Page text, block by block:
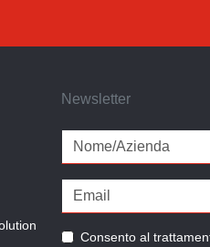
Newsletter
Consento al